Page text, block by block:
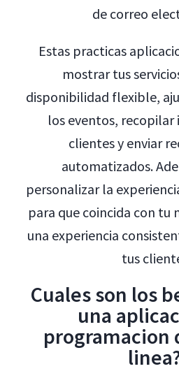
de correo
Estas practicas
mostrar tus
disponibilidad flexible,
los eventos,
clientes y enviar
automatizados.
personalizar la
para que coincida con tu
una experiencia
tus
Cuales son los
una
programacion